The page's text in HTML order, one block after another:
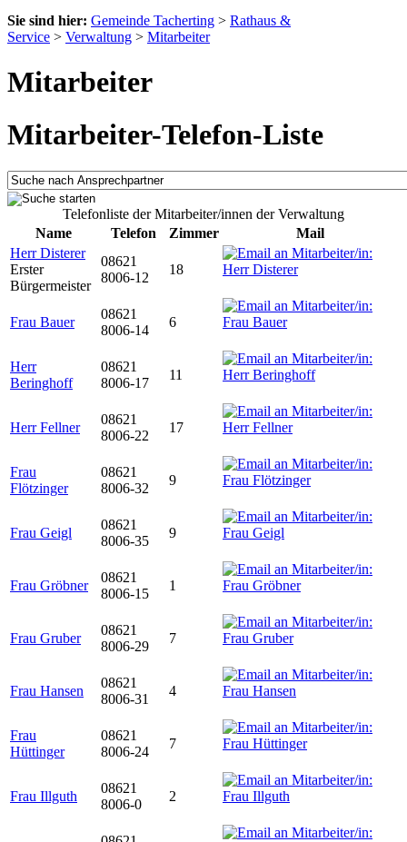
Sie sind hier: Gemeinde Tacherting > Rathaus &
Service > Verwaltung > Mitarbeiter
Mitarbeiter
Mitarbeiter-Telefon-Liste
Telefonliste der Mitarbeiter/innen der Verwaltung
Name
Telefon Zimmer
Mail
Herr Disterer
Erster
Bürgermeister
08621
8006-12
18
Frau Bauer
08621
8006-14
6
Herr
Beringhoff
08621
8006-17
11
Herr Fellner
08621
8006-22
17
Frau
Flötzinger
08621
8006-32
9
Frau Geigl
08621
8006-35
9
Frau Gröbner
08621
8006-15
1
Frau Gruber
08621
8006-29
7
Frau Hansen
08621
8006-31
4
Frau
Hüttinger
08621
8006-24
7
Frau Illguth
08621
8006-0
2